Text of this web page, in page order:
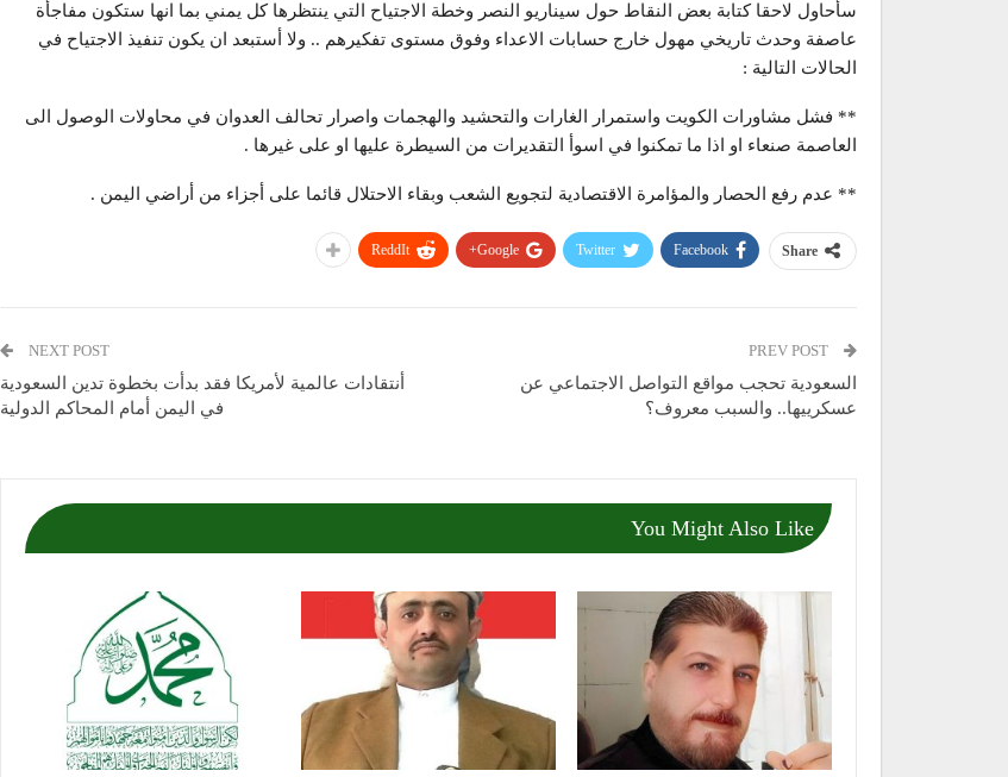
سأحاول لاحقا كتابة بعض النقاط حول سيناريو النصر وخطة الاجتياح التي ينتظرها كل يمني بما انها ستكون مفاجأة
عاصفة وحدث تاريخي مهول خارج حسابات الاعداء وفوق مستوى تفكيرهم .. ولا أستبعد ان يكون تنفيذ الاجتياح في
الحالات التالية :
** فشل مشاورات الكويت واستمرار الغارات والتحشيد والهجمات واصرار تحالف العدوان في محاولات الوصول الى
العاصمة صنعاء او اذا ما تمكنوا في اسوأ التقديرات من السيطرة عليها او على غيرها .
** عدم رفع الحصار والمؤامرة الاقتصادية لتجويع الشعب وبقاء الاحتلال قائما على أجزاء من أراضي اليمن .
Share
Facebook
Twitter
Google+
ReddIt
السعودية تحجب مواقع التواصل الاجتماعي عن
عسكرييها.. والسبب معروف؟
NEXT POST
أنتقادات عالمية لأمريكا فقد بدأت بخطوة تدين السعودية
في اليمن أمام المحاكم الدولية
You Might Also Like